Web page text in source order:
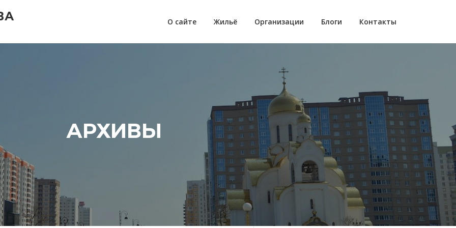
О сайте Жильё Организации Блоги Контакты
АРХИВЫ